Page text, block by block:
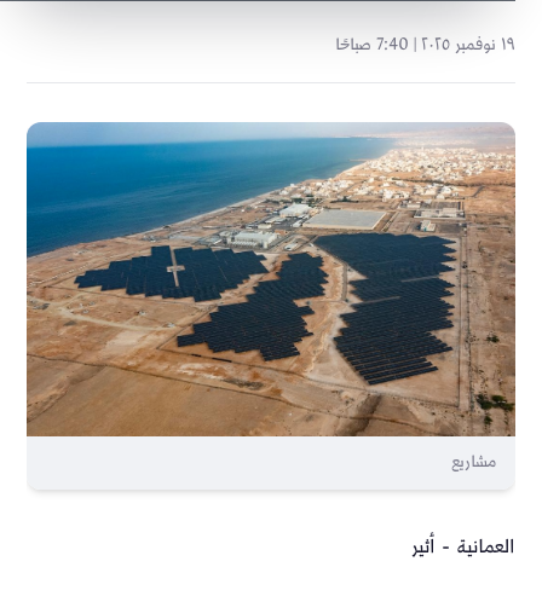
١٩ نوفمبر ٢٠٢٥ | 7:40 صباحًا
مشاريع
العمانية - أثير